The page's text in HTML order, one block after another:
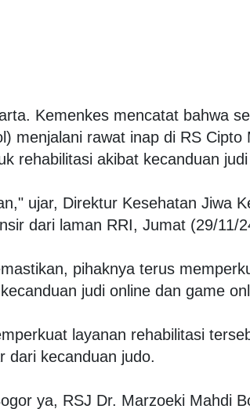
Kemenkes mencatat bahwa
menjalani rawat inap di RS Cipto
rehabilitasi akibat kecanduan judi
ujar, Direktur Kesehatan Jiwa
dari laman RRI, Jumat (29/11/
pihaknya terus
judi online dan game
layanan rehabilitasi
dari kecanduan judo.
ya, RSJ Dr. Marzoeki Mahdi